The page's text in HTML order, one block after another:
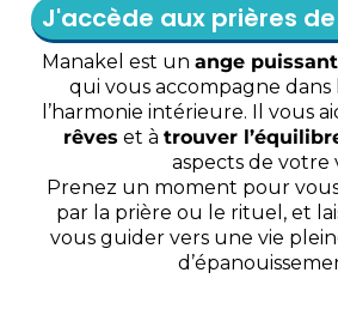
J'accède aux prières
Manakel est un ange
qui vous accompagne dans
l’harmonie intérieure. Il vous
rêves et à trouver
aspects de votre
Prenez un moment pour
par la prière ou le rituel, et
vous guider vers une vie